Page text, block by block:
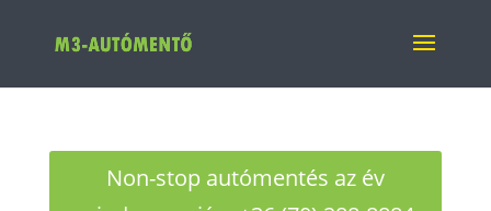
Non-stop autómentés az év